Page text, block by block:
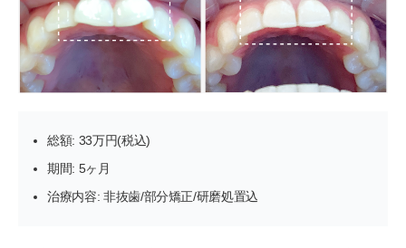
総額: 33万円(税込)
期間: 5ヶ月
治療内容: 非抜歯/部分矯正/研磨処置込